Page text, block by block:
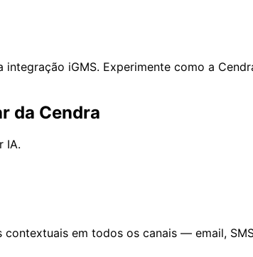
iGMS. Experimente como a
da Cendra
IA.
em todos os canais — email,